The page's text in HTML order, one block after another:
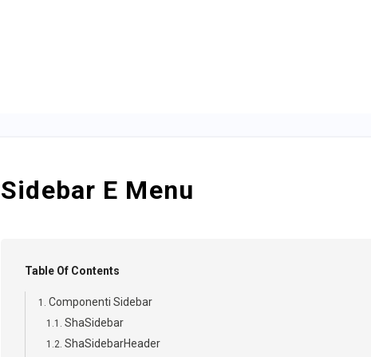
Sidebar E Menu
Table Of Contents
Componenti Sidebar
ShaSidebar
ShaSidebarHeader